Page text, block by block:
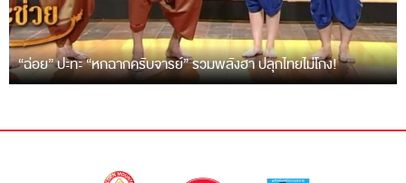
“ฉ่อย” ปะทะ “หกฉากครับจารย์” รวมพลังฮา ปลุกไทยไม่โกง!